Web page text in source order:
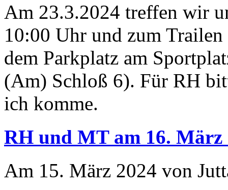
Am 23.3.2024 treffen wir
10:00 Uhr und zum
dem Parkplatz am
(Am) Schloß 6). Für RH
ich komme.
RH und MT am 16. März
Am 15. März 2024 von